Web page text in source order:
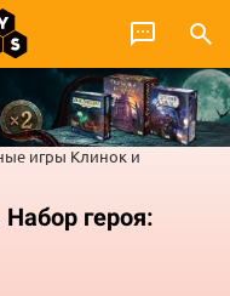
игры Клинок и
героя: